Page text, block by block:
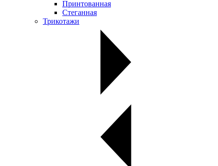
Принтованная
Стеганная
Трикотажи